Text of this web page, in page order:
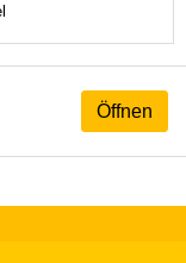
Öffnen